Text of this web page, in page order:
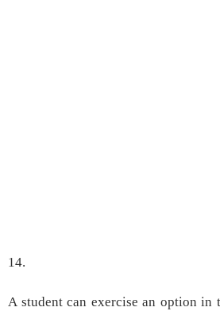
14.
A student can exercise an option in